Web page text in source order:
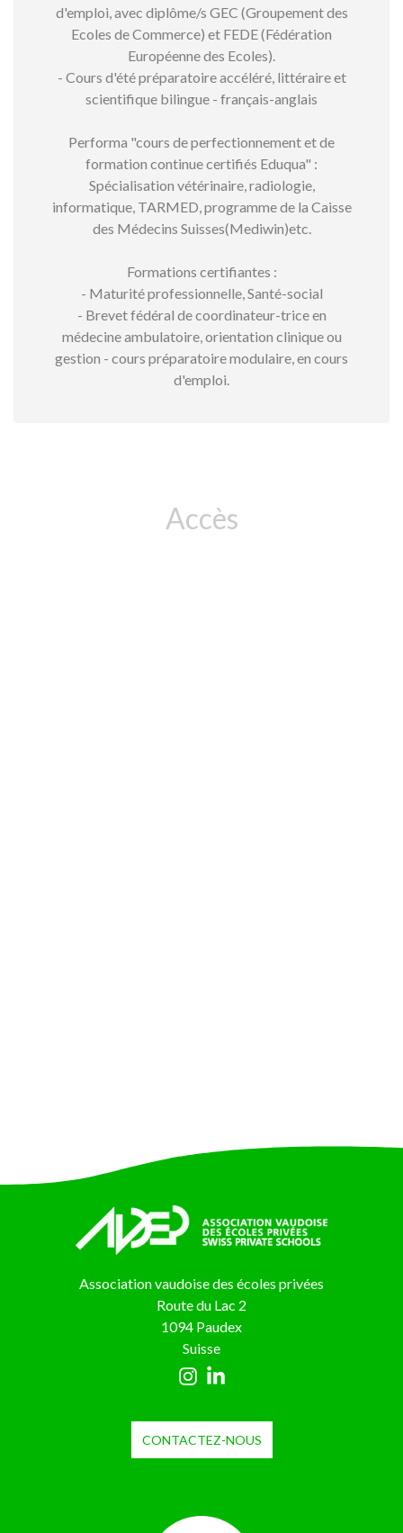
d'emploi, avec diplôme/s GEC (Groupement des
Ecoles de Commerce) et FEDE (Fédération
Européenne des Ecoles).
- Cours d'été préparatoire accéléré, littéraire et
scientifique bilingue - français-anglais
Performa "cours de perfectionnement et de
formation continue certifiés Eduqua" :
Spécialisation vétérinaire, radiologie,
informatique, TARMED, programme de la Caisse
des Médecins Suisses(Mediwin)etc.
Formations certifiantes :
- Maturité professionnelle, Santé-social
- Brevet fédéral de coordinateur-trice en
médecine ambulatoire, orientation clinique ou
gestion - cours préparatoire modulaire, en cours
d'emploi.
Accès
Association vaudoise des écoles privées
Route du Lac 2
1094 Paudex
Suisse
CONTACTEZ-NOUS